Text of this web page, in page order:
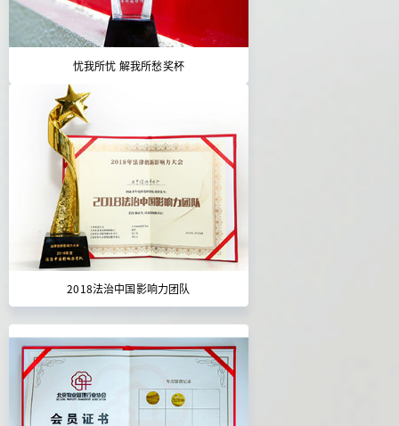
忧我所忧 解我所愁奖杯
2018法治中国影响力团队